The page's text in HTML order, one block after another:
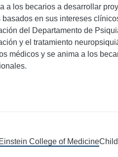
a los becarios a desarrollar
basados en sus intereses
del Departamento de
y el tratamiento
médicos y se anima a los
College of Medicine